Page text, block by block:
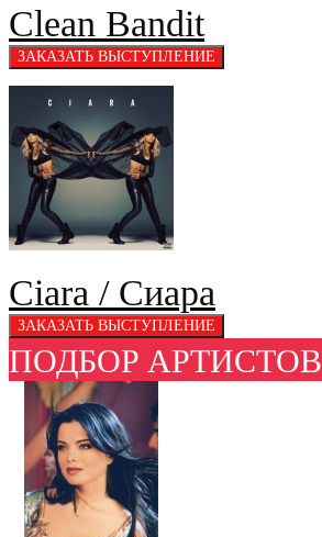
Clean Bandit
Ciara / Сиара
ПОДБОР АРТИСТОВ